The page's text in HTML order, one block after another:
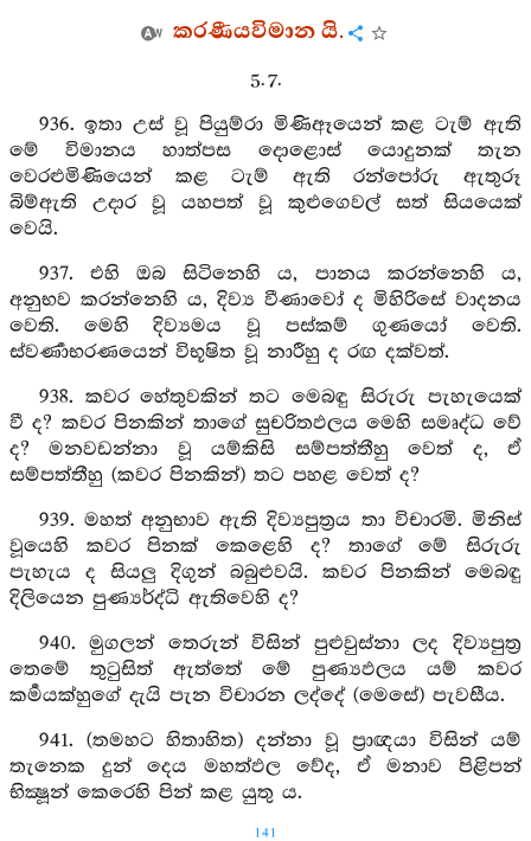
කරණීයවිමාන යි.
5. 7.
936. ඉතා උස් වූ පියුම්රා මිණිඈයෙන් කළ ටැම් ඇති
මේ විමානය හාත්පස දොළොස් යොදුනක් තැන
වෙරළුමිණියෙන් කළ ටැම් ඇති රන්පෝරු ඇතුරූ
බිම්ඇති උදාර වූ යහපත් වූ කුළුගෙවල් සත් සියයෙක්
වෙයි.
937. එහි ඔබ සිටිනෙහි ය, පානය කරන්නෙහි ය,
අනුභව කරන්නෙහි ය, දිව්‍ය වීණාවෝ ද මිහිරිසේ වාදනය
වෙති. මෙහි දිව්‍යමය වූ පස්කම් ගුණයෝ වෙති.
ස්වර්‍ණාභරණයෙන් විභූෂිත වූ නාරීහු ද රඟ දක්වත්.
938. කවර හේතුවකින් තට මෙබඳු සිරුරු පැහැයෙක්
වී ද? කවර පිනකින් තාගේ සුචරිතඵලය මෙහි සමෘද්ධ වේ
ද? මනවඩන්නා වූ යම්කිසි සම්පත්තීහු වෙත් ද, ඒ
සම්පත්තීහු (කවර පිනකින්) තට පහළ වෙත් ද?
939. මහත් අනුභාව ඇති දිව්‍යපුත්‍රය තා විචාරමි. මිනිස්
වූයෙහි කවර පිනක් කෙළෙහි ද? තාගේ මේ සිරුරු
පැහැය ද සියලු දිගුන් බබුළුවයි. කවර පිනකින් මෙබඳු
දිලියෙන පුණ්‍යර්ද්ධි ඇතිවෙහි ද?
940. මුගලන් තෙරුන් විසින් පුළුවුස්නා ලද දිව්‍යපුත්‍ර
තෙමේ තුටුසිත් ඇත්තේ මේ පුණ්‍යඵලය යම් කවර
කර්‍මයක්හුගේ දැයි පැන විචාරන ලද්දේ (මෙසේ) පැවසීය.
941. (තමහට හිතාහිත) දන්නා වූ ප්‍රාඥයා විසින් යම්
තැනෙක දුන් දෙය මහත්ඵල වේද, ඒ මනාව පිළිපන්
භික්‍ෂූන් කෙරෙහි පින් කළ යුතු ය.
141